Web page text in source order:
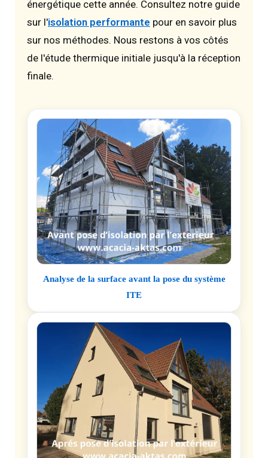
énergétique cette année. Consultez notre guide
sur l'isolation performante pour en savoir plus
sur nos méthodes. Nous restons à vos côtés
de l'étude thermique initiale jusqu'à la réception
finale.
Analyse de la surface avant la pose du système
ITE